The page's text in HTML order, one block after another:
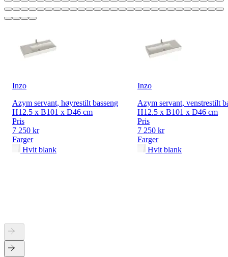
Inzo
Azym servant, høyrestilt basseng
H12.5 x B101 x D46 cm
Pris
7 250 kr
Farger
Hvit blank
Inzo
Azym servant, venstrestilt
H12.5 x B101 x D46 cm
Pris
7 250 kr
Farger
Hvit blank